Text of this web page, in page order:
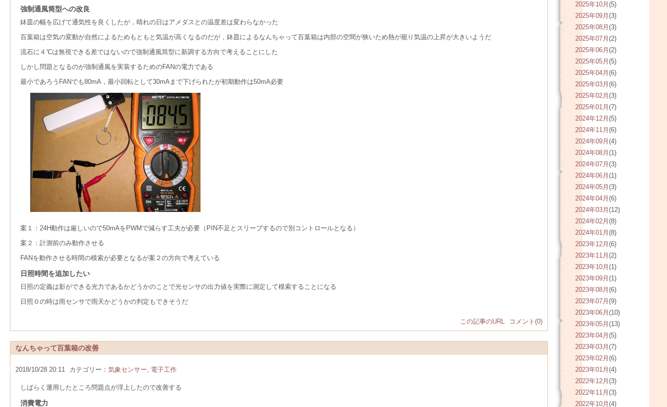
強制通風筒型への改良
鉢皿の幅を広げて通気性を良くしたが，晴れの日はアメダスとの温度差は変わらなかった
百葉箱は空気の変動が自然によるためもともと気温が高くなるのだが，鉢皿によるなんちゃって百葉箱は内部の空間が狭いため熱が籠り気温の上昇が大きいようだ
流石に４℃は無視できる差ではないので強制通風筒型に新調する方向で考えることにした
しかし問題となるのが強制通風を実装するためのFANの電力である
最小であろうFANでも80mA，最小回転として30mAまで下げられたが初期動作は50mA必要
案１：24H動作は厳しいので50mAをPWMで減らす工夫が必要（PIN不足とスリープするので別コントロールとなる）
案２：計測前のみ動作させる
FANを動作させる時間の模索が必要となるが案２の方向で考えている
日照時間を追加したい
日照の定義は影ができる光力であるかどうかのことで光センサの出力値を実際に測定して模索することになる
日照０の時は雨センサで雨天かどうかの判定もできそうだ
この記事のURL コメント(0)
なんちゃって百葉箱の改善
2018/10/28 20:11 カテゴリー： 気象センサー, 電子工作
しばらく運用したところ問題点が浮上したので改善する
消費電力
2025年10月 (5)
2025年09月 (3)
2025年08月 (3)
2025年07月 (2)
2025年06月 (2)
2025年05月 (5)
2025年04月 (6)
2025年03月 (6)
2025年02月 (3)
2025年01月 (7)
2024年12月 (5)
2024年11月 (6)
2024年09月 (4)
2024年08月 (1)
2024年07月 (3)
2024年06月 (1)
2024年05月 (3)
2024年04月 (6)
2024年03月 (12)
2024年02月 (8)
2024年01月 (8)
2023年12月 (6)
2023年11月 (2)
2023年10月 (1)
2023年09月 (1)
2023年08月 (6)
2023年07月 (9)
2023年06月 (10)
2023年05月 (13)
2023年04月 (5)
2023年03月 (7)
2023年02月 (6)
2023年01月 (4)
2022年12月 (3)
2022年11月 (3)
2022年10月 (4)